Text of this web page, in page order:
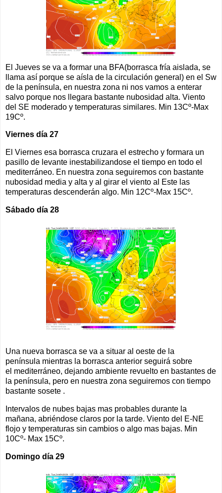
El Jueves se va a formar una BFA(borrasca fría aislada, se
llama así porque se aísla de la circulación general) en el Sw
de la península, en nuestra zona ni nos vamos a enterar
salvo porque nos llegara bastante nubosidad alta. Viento
del SE moderado y temperaturas similares. Min 13Cº-Max
19Cº.
Viernes día 27
El Viernes esa borrasca cruzara el estrecho y formara un
pasillo de levante inestabilizandose el tiempo en todo el
mediterráneo. En nuestra zona seguiremos con bastante
nubosidad media y alta y al girar el viento al Este las
temperaturas descenderán algo. Min 12Cº-Max 15Cº.
Sábado día 28
Una nueva borrasca se va a situar al oeste de la
península mientras la borrasca anterior seguirá sobre
el mediterráneo, dejando ambiente revuelto en bastantes de
la península, pero en nuestra zona seguiremos con tiempo
bastante sosete .
Intervalos de nubes bajas mas probables durante la
mañana, abriéndose claros por la tarde. Viento del E-NE
flojo y temperaturas sin cambios o algo mas bajas. Min
10Cº- Max 15Cº.
Domingo día 29